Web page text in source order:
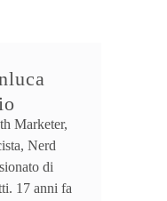
Marketer,
Nerd
di
17 anni fa